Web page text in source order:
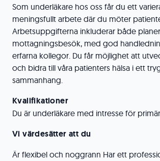
Som underläkare hos oss får du ett
meningsfullt arbete där du möter
Arbetsuppgifterna inkluderar både
mottagningsbesök, med god
erfarna kollegor. Du får möjlighet att
och bidra till våra patienters hälsa i ett
sammanhang.
Kvalifikationer
Du är underläkare med intresse för
Vi värdesätter att du
Är flexibel och noggrann Har ett